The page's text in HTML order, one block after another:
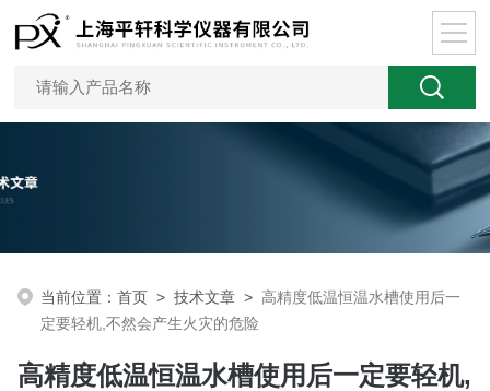
当前位置：首页 >技术文章 > 高精度低温恒温水槽使用后一
定要轻机,不然会产生火灾的危险
高精度低温恒温水槽使用后一定要轻机,